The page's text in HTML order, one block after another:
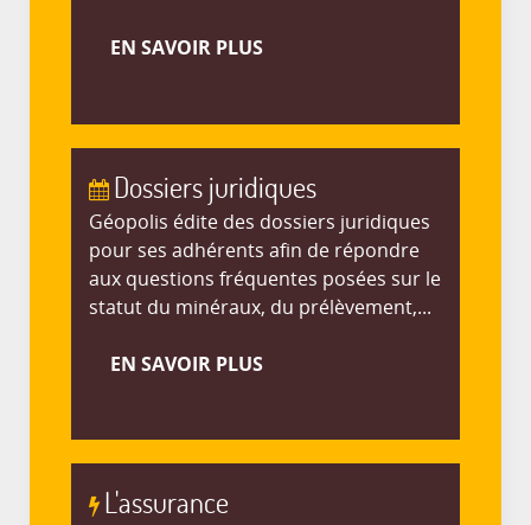
EN SAVOIR PLUS
Dossiers juridiques
Géopolis édite des dossiers juridiques
pour ses adhérents afin de répondre
aux questions fréquentes posées sur le
statut du minéraux, du prélèvement,...
EN SAVOIR PLUS
L'assurance